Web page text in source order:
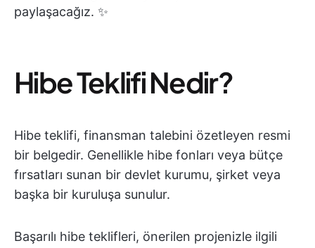
paylaşacağız. ✨
Hibe Teklifi Nedir?
Hibe teklifi, finansman talebini özetleyen resmi
bir belgedir. Genellikle hibe fonları veya bütçe
fırsatları sunan bir devlet kurumu, şirket veya
başka bir kuruluşa sunulur.
Başarılı hibe teklifleri, önerilen projenizle ilgili